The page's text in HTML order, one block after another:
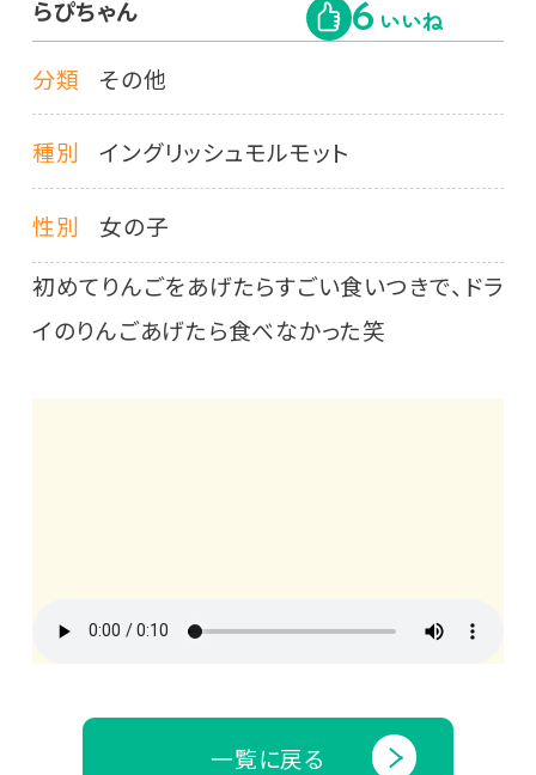
らぴちゃん 6 いいね
分類 その他
種別 イングリッシュモルモット
性別
女の子
初めてりんごをあげたらすごい食いつきで、ドラ
イのりんごあげたら食べなかった笑
一覧に戻る